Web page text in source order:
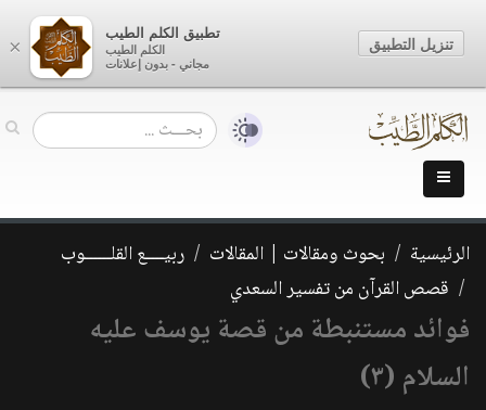
الرئيسية بحوث ومقالات | المقالات
ربيــــع القلــــــوب
قصص القرآن من تفسير السعدي
فوائد مستنبطة من قصة يوسف عليه
السلام (٣)
×
تطبيق الكلم الطيب
الكلم الطيب
مجاني - بدون إعلانات
تنزيل التطبيق